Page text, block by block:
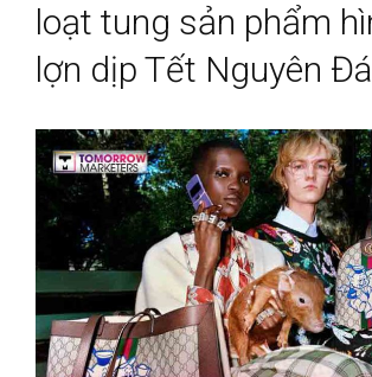
loạt tung sản phẩm
lợn dịp Tết Nguyên